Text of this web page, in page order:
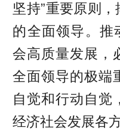
坚持”重要原则
的全面领导。推
会高质量发展，
全面领导的极端
自觉和行动自觉
经济社会发展各